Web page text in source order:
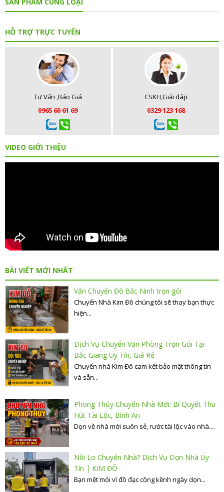
HỖ TRỢ TRỰC TUYẾN
Tư Vấn ,Báo Giá
0965 60 61 69
CSKH,Giải đáp
0329 123 168
VIDEO GIỚI THIỆU
BÀI VIẾT MỚI NHẤT
Vận Chuyển Đồ Bắc Ninh trọn gói
Chuyển Nhà Kim Đô chúng tôi sẽ thay bạn thực
hiện...
Dịch Vụ Chuyển Văn Phòng Trọn Gói Tại
Bắc Giang Uy Tín, Giá Rẻ
Chuyển nhà Kim Đô cam kết bảo mật thông tin
và sẵn...
Phong Thủy Chuyển Nhà Mới: Bí Quyết Thu
Hút Tài Lộc, Bình An
Dọn về nhà mới suôn sẻ, rước tài lộc vào nhà....
Nỗi Lo Chuyển Nhà? Dịch Vụ Dọn Nhà Uy
Tín | KIM ĐÔ
Bạn mệt mỏi vì đồ đạc cồng kềnh ngày dọn...